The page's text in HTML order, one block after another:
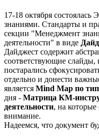
17-18 октября состоялась
знаниями. Стандарты и
секции "Менеджмент
деятельности" в виде
Дайджест содержит
соответствующие
постарались
отдельно и донести
является Mind Map по
дня - Матрица КМ-
деятельности, на
внимание.
Надеемся, что документ